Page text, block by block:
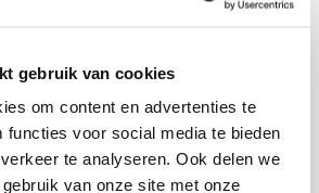
gebruik van cookies
om content en advertenties te
functies voor social media te bieden
te analyseren. Ook delen we
van onze site met onze
wijnnieuws, proeverijen en